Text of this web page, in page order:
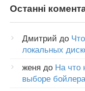
Останні
Дмитрий до
локальных
женя до На что
выборе